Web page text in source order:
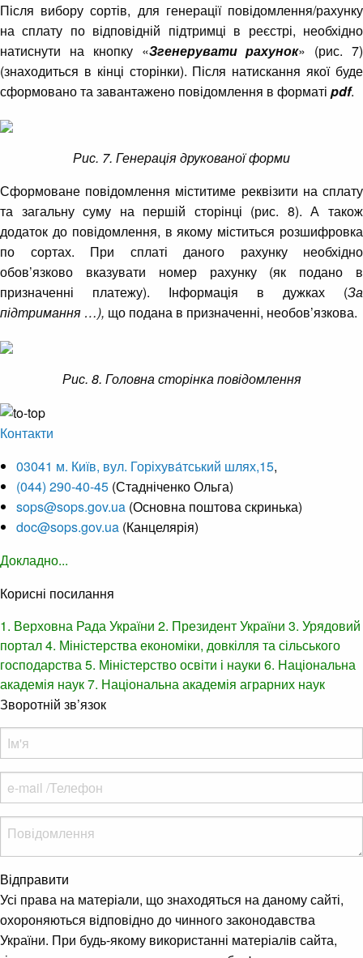
Після вибору сортів, для генерації повідомлення/рахунку
на сплату по відповідній підтримці в реєстрі, необхідно
натиснути на кнопку «Згенерувати рахунок» (рис. 7)
(знаходиться в кінці сторінки). Після натискання якої буде
сформовано та завантажено повідомлення в форматі pdf.
Рис. 7. Генерація друкованої форми
Сформоване повідомлення міститиме реквізити на сплату
та загальну суму на першій сторінці (рис. 8). А також
додаток до повідомлення, в якому міститься розшифровка
по сортах. При сплаті даного рахунку необхідно
обов’язково вказувати номер рахунку (як подано в
призначенні платежу). Інформація в дужках (За
підтримання …), що подана в призначенні, необов’язкова.
Рис. 8. Головна сторінка повідомлення
Контакти
03041 м. Київ, вул. Горіхува́тський шлях,15,
(044) 290-40-45 (Стадніченко Ольга)
sops@sops.gov.ua (Основна поштова скринька)
doc@sops.gov.ua (Канцелярія)
Докладно...
Корисні посилання
1. Верховна Рада України 2. Президент України 3. Урядовий
портал4. Міністерства економіки, довкілля та сільського
господарства5. Міністерство освіти і науки 6. Національна
академія наук7. Національна академія аграрних наук
Зворотній зв’язок
Відправити
Усі права на матеріали, що знаходяться на даному сайті,
охороняються відповідно до чинного законодавства
України. При будь-якому використанні матеріалів сайта,